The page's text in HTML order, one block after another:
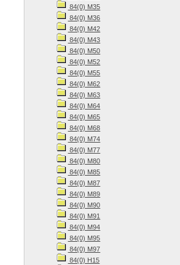
84(0) М35
84(0) М36
84(0) М42
84(0) М43
84(0) М50
84(0) М52
84(0) М55
84(0) М62
84(0) М63
84(0) М64
84(0) М65
84(0) М68
84(0) М74
84(0) М77
84(0) М80
84(0) М85
84(0) М87
84(0) М89
84(0) М90
84(0) М91
84(0) М94
84(0) М95
84(0) М97
84(0) Н15